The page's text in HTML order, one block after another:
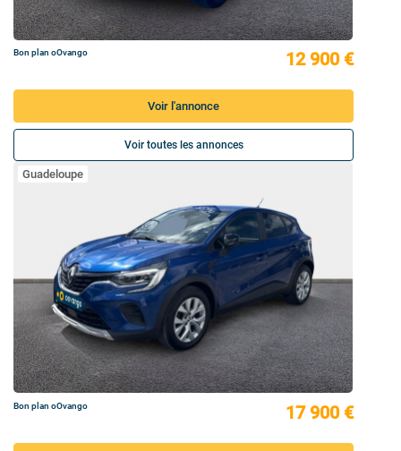
Bon plan oOvango 12 900 €
Voir l'annonce
Voir toutes les annonces
Guadeloupe
Bon plan oOvango 17 900 €